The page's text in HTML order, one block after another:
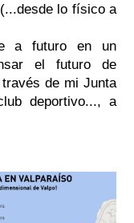
lo físico a
a futuro en un
el futuro de
de mi Junta
deportivo..., a